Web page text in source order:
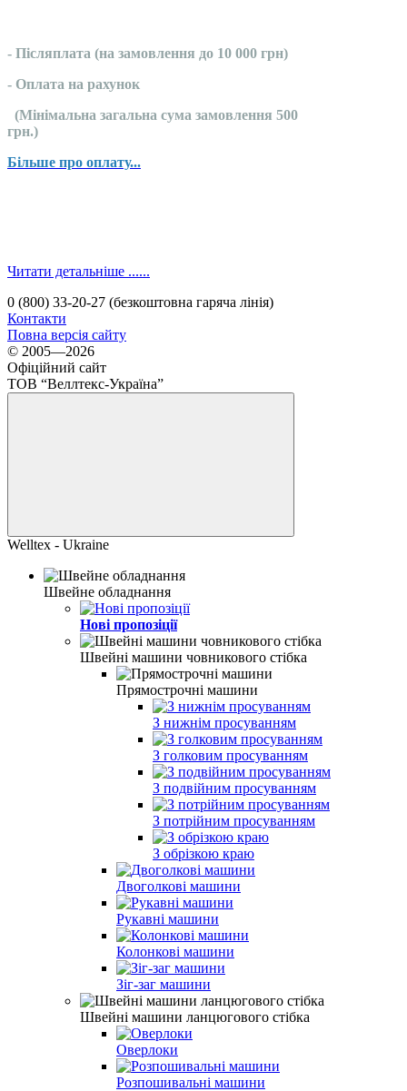
- Післяплата (на замовлення до 10 000 грн)
- Оплата на рахунок
(Мінімальна загальна сума замовлення 500
грн.)
Більше про оплату...
Читати детальніше ......
0 (800) 33-20-27 (безкоштовна гаряча лінія)
Контакти
Повна версія сайту
© 2005—2026
Офіційний сайт
ТОВ “Веллтекс-Україна”
Welltex - Ukraine
Швейне обладнання
Нові пропозіції
Швейні машини човникового стібка
Прямострочні машини
З нижнім просуванням
З голковим просуванням
З подвійним просуванням
З потрійним просуванням
З обрізкою краю
Двоголкові машини
Рукавні машини
Колонкові машини
Зіг-заг машини
Швейні машини ланцюгового стібка
Оверлоки
Розпошивальні машини